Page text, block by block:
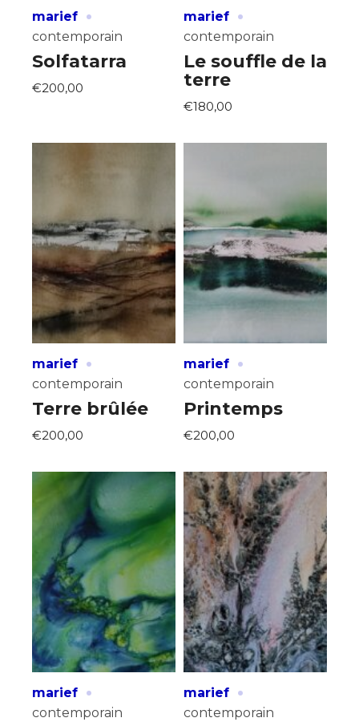
marief ·
contemporain
Solfatarra
€200,00
marief ·
contemporain
Le souffle de la
terre
€180,00
marief ·
contemporain
Terre brûlée
€200,00
marief ·
contemporain
Printemps
€200,00
marief ·
contemporain
marief ·
contemporain